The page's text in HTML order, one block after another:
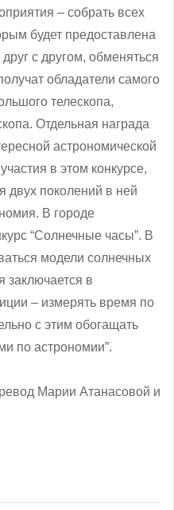
– собрать всех
будет предоставлена
с другом, обменяться
обладатели самого
телескопа,
Отдельная награда
астрономической
в этом конкурсе,
двух поколений в ней
В городе
“Солнечные часы”. В
модели солнечных
заключается в
– измерять время по
с этим обогащать
по астрономии”.
Марии Атанасовой и